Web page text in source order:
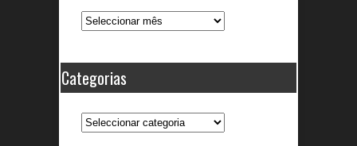
Arquivo
Categorias
Categorias